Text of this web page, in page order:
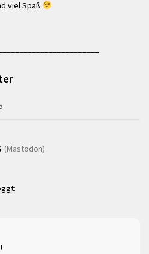
viel Spaß
(Mastodon)